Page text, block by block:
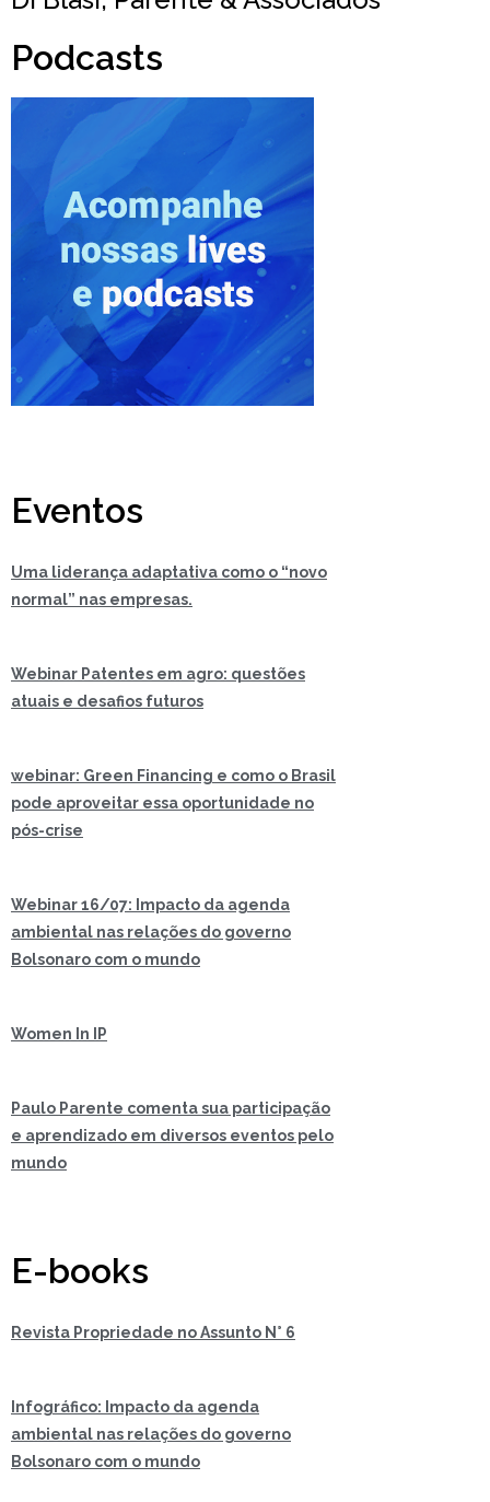
Podcasts
Eventos
Uma liderança adaptativa como o “novo
normal” nas empresas.
Webinar Patentes em agro: questões
atuais e desafios futuros
webinar: Green Financing e como o Brasil
pode aproveitar essa oportunidade no
pós-crise
Webinar 16/07: Impacto da agenda
ambiental nas relações do governo
Bolsonaro com o mundo
Women In IP
Paulo Parente comenta sua participação
e aprendizado em diversos eventos pelo
mundo
E-books
Revista Propriedade no Assunto N° 6
Infográfico: Impacto da agenda
ambiental nas relações do governo
Bolsonaro com o mundo